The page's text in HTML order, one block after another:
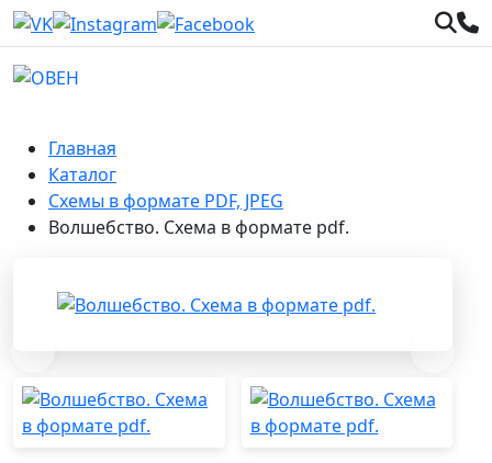
Главная
Каталог
Схемы в формате PDF, JPEG
Волшебство. Схема в формате pdf.